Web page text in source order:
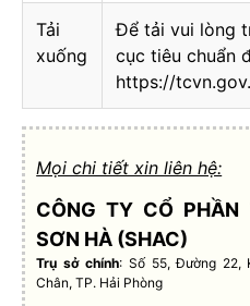
Tải
xuống
Để tải vui lòng
cục tiêu chuẩn
https://
Mọi chi tiết xin liên hệ:
CÔNG TY CỔ
SƠN HÀ (SHAC)
Trụ sở chính: Số 55, Đường 22,
Chân, TP. Hải Phòng